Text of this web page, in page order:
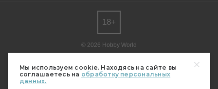
Мы используем cookie. Находясь на сайте вы
соглашаетесь на обработку персональных
данных.
© 2026 Hobby World
редакции.
Мнение авторов может не совпадать с мнением редакции.
Свидетельство о регистрации СМИ серия Эл № ФС77-82485
18+